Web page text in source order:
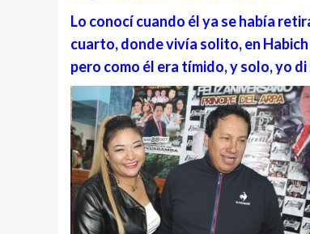
Lo conocí cuando él ya se había
cuarto, donde vivía solito, en
pero como él era tímido, y solo, yo